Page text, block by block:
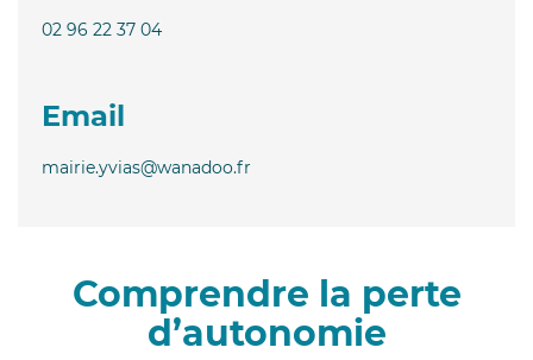
02 96 22 37 04
Email
mairie.yvias@wanadoo.fr
Comprendre la perte
d’autonomie